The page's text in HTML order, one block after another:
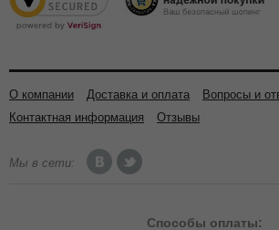
О компании Доставка и оплата Вопросы и
Контактная информация
Отзывы
Мы в сети:
Способы оплаты: